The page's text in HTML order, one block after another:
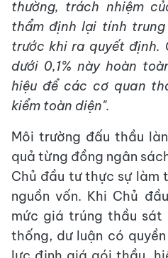
thường, trách nhiệm
thẩm định lại tính
trước khi ra quyết định.
dưới 0,1% này hoàn
hiệu để các cơ quan
kiểm toàn diện".
Môi trường đấu thầu
quả từng đồng ngân
Chủ đầu tư thực sự làm
nguồn vốn. Khi Chủ
mức giá trúng thầu
thống, dư luận có